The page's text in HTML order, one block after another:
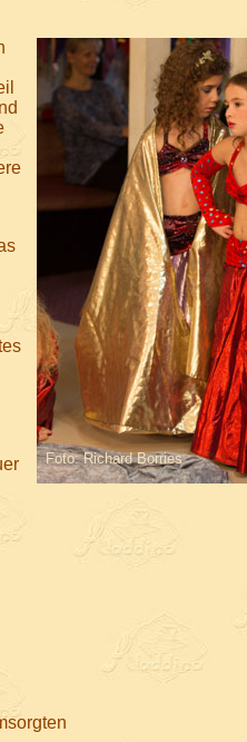
Foto: Richard Borries